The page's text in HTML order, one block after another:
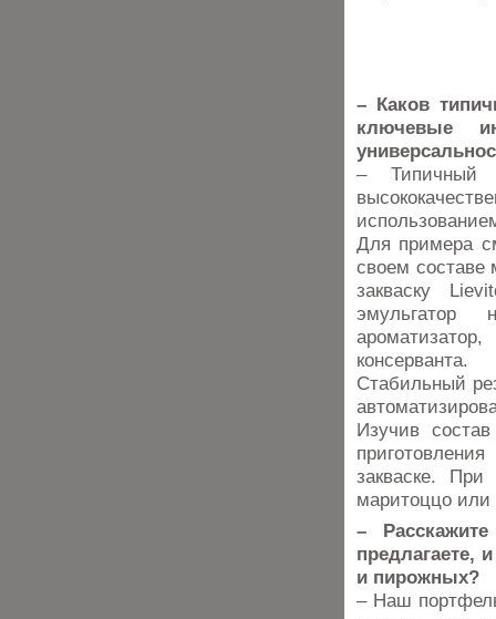
– Каков
ключевые
– Типичный
Для примера
своем составе
закваску
эмульгатор
консерванта.
Стабильный
Изучив
закваске.
маритоццо
–
предлагаете,
и пирожных?
– Наш